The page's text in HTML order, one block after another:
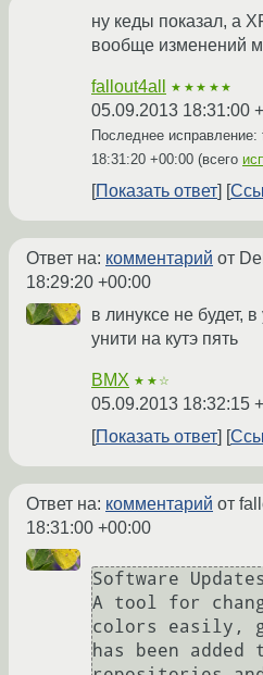
ну кеды показал, а
вообще изменений
fallout4all ★★★★★
05.09.2013 18:31:00
Последнее исправление:
18:31:20 +00:00 (всего
Показать ответ
Ответ на: комментарий от
18:29:20 +00:00
в линуксе не будет,
унити на кутэ пять
BMX ★★☆
05.09.2013 18:32:15
Показать ответ
Ответ на: комментарий от
18:31:00 +00:00
Software Updates
A tool for
colors easily,
has been added